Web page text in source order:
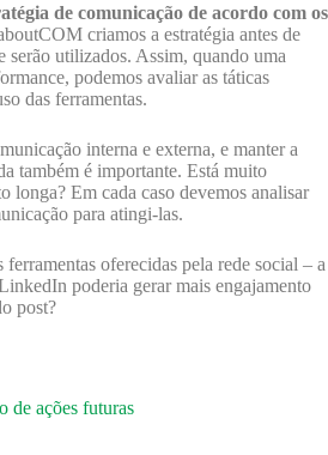
de comunicação de acordo com os
criamos a estratégia antes de
serão utilizados. Assim, quando uma
podemos avaliar as táticas
das ferramentas.
interna e externa, e manter a
também é importante. Está muito
longa? Em cada caso devemos analisar
para atingi-las.
oferecidas pela rede social – a
poderia gerar mais engajamento
post?
de ações futuras